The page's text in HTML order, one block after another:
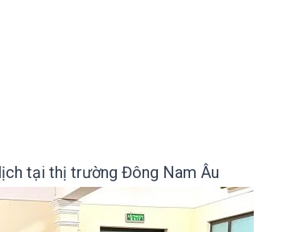
tại thị trường Đông Nam Âu